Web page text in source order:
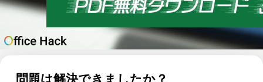
問題は解決できましたか？